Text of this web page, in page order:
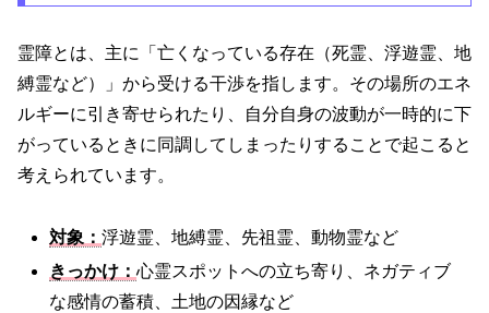
霊障とは、主に「亡くなっている存在（死霊、浮遊霊、地
縛霊など）」から受ける干渉を指します。その場所のエネ
ルギーに引き寄せられたり、自分自身の波動が一時的に下
がっているときに同調してしまったりすることで起こると
考えられています。
対象：浮遊霊、地縛霊、先祖霊、動物霊など
きっかけ：心霊スポットへの立ち寄り、ネガティブ
な感情の蓄積、土地の因縁など